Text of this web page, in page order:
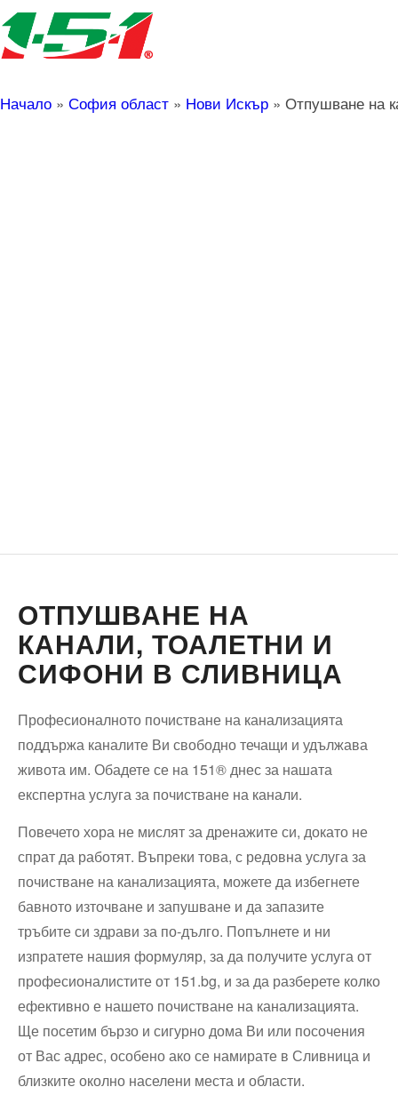
Начало » София област » Нови Искър » Отпушване на
ОТПУШВАНЕ НА
КАНАЛИ, ТОАЛЕТНИ И
СИФОНИ В СЛИВНИЦА
Професионалното почистване на канализацията
поддържа каналите Ви свободно течащи и удължава
живота им. Обадете се на 151® днес за нашата
експертна услуга за почистване на канали.
Повечето хора не мислят за дренажите си, докато не
спрат да работят. Въпреки това, с редовна услуга за
почистване на канализацията, можете да избегнете
бавното източване и запушване и да запазите
тръбите си здрави за по-дълго. Попълнете и ни
изпратете нашия формуляр, за да получите услуга от
професионалистите от 151.bg, и за да разберете колко
ефективно е нашето почистване на канализацията.
Ще посетим бързо и сигурно дома Ви или посочения
от Вас адрес, особено ако се намирате в Сливница и
близките околно населени места и области.